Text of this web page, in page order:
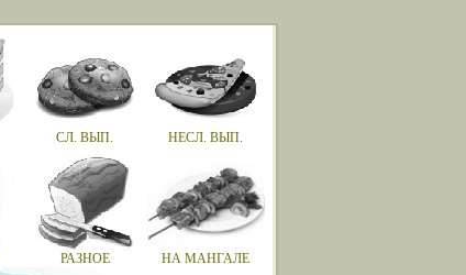
СЛ. ВЫП. НЕСЛ. ВЫП.
РАЗНОЕ НА МАНГАЛЕ